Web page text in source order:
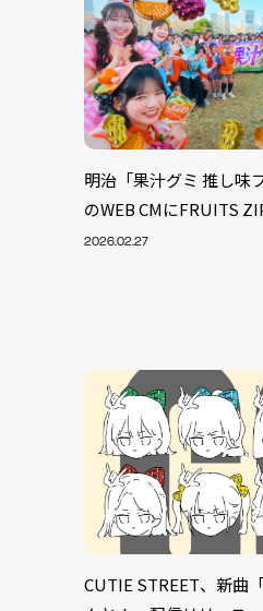
明治「果汁グミ 推し味
のWEB CMにFRUITS
2026.02.27
CUTIE STREET、新曲